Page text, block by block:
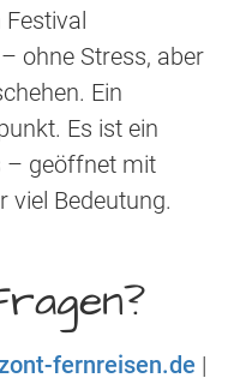
Festival
ohne Stress, aber
Ein
Es ist ein
– geöffnet mit
viel Bedeutung.
fernreisen.de |